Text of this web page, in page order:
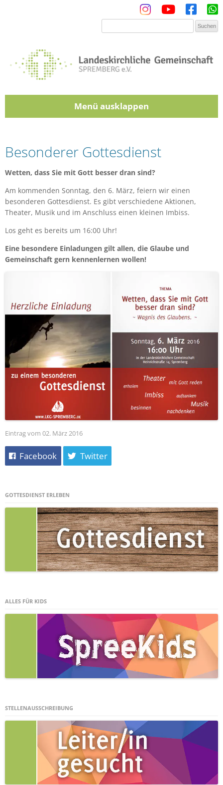
Menü
Besonderer Gottesdienst
Wetten, dass Sie mit Gott besser dran sind?
Am kommenden Sonntag, den 6. März, feiern wir einen
besonderen Gottesdienst. Es gibt verschiedene Aktionen,
Theater, Musik und im Anschluss einen kleinen Imbiss.
Los geht es bereits um 16:00 Uhr!
Eine besondere Einladungen gilt allen, die Glaube und
Gemeinschaft gern kennenlernen wollen!
Eintrag vom 02. März 2016
Facebook Twitter
GOTTESDIENST ERLEBEN
ALLES FÜR KIDS
STELLENAUSSCHREIBUNG